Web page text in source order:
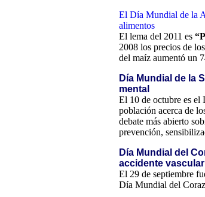
El Día Mundial de la
alimentos
El lema del 2011 es
2008 los precios de
del maíz aumentó un
Día Mundial de la
mental
El 10 de octubre es el
población acerca de
debate más abierto
prevención,
Día Mundial del
accidente vascular
El 29 de septiembre
Día Mundial del